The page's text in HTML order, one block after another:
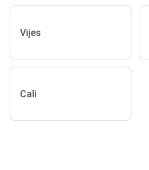
Vijes
Cali